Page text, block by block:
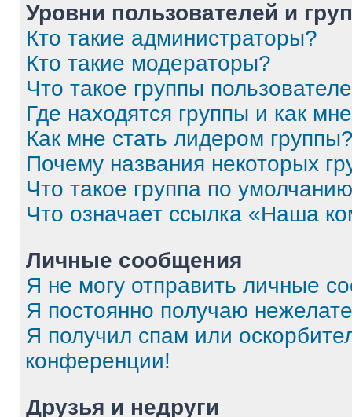
Уровни пользователей и
Кто такие администраторы?
Кто такие модераторы?
Что такое группы
Где находятся группы и как
Как мне стать лидером
Почему названия некоторых
Что такое группа по
Что означает ссылка «Наша
Личные сообщения
Я не могу отправить личные
Я постоянно получаю
Я получил спам или
конференции!
Друзья и недруги